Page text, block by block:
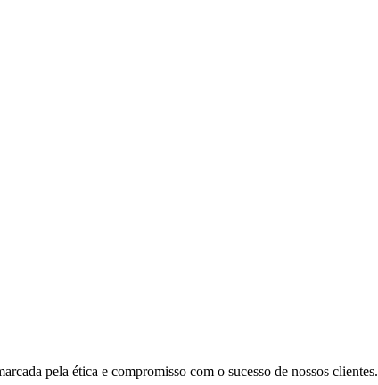
pela ética e compromisso com o sucesso de nossos clientes.